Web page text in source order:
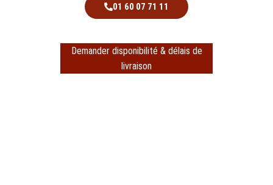
01 60 07 71 11
Demander disponibilité & délais de
livraison